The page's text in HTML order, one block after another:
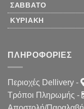
ΣΆΒΒΑΤΟ
ΚΥΡΙΑΚΉ
ΠΛΗΡΟΦΟΡΊΕΣ
Περιοχές Dellivery -
Τρόποι Πληρωμής -